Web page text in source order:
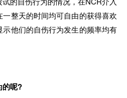
整天的时间均可自由的获得喜欢
他们的自伤行为发生的频率均有
的呢?